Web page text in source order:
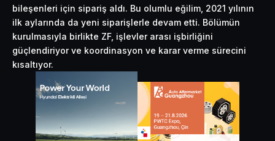
bileşenleri için sipariş aldı. Bu olumlu eğilim, 2021 yılının
ilk aylarında da yeni siparişlerle devam etti. Bölümün
kurulmasıyla birlikte ZF, işlevler arası işbirliğini
güçlendiriyor ve koordinasyon ve karar verme sürecini
kısaltıyor.